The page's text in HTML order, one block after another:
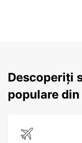
Descoperiți
populare